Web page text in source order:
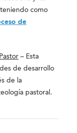
como
de
– Esta
de desarrollo
de la
pastoral.